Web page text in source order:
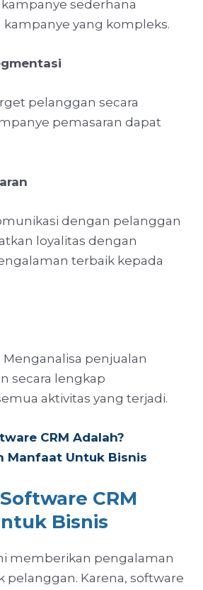
sederhana
yang kompleks.
pelanggan secara
pemasaran dapat
dengan pelanggan
loyalitas dengan
terbaik kepada
penjualan
secara lengkap
aktivitas yang terjadi.
CRM Adalah?
Manfaat Untuk Bisnis
CRM
Bisnis
memberikan pengalaman
pelanggan. Karena, software